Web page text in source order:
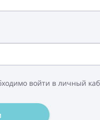
войти в личный